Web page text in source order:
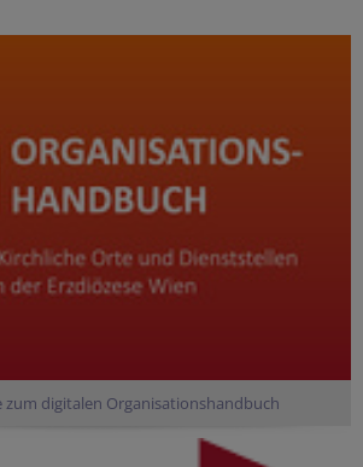
zum digitalen Organisationshandbuch